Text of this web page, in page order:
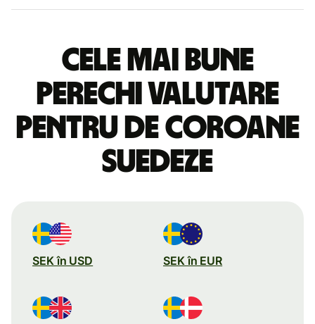
Cele mai bune
perechi valutare
pentru de coroane
suedeze
SEK în USD SEK în EUR